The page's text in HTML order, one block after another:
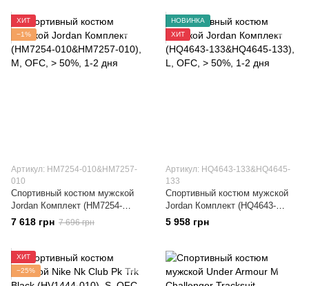
ХИТ
−1%
Артикул: HM7254-010&HM7257-
010
Спортивный костюм мужской
Jordan Комплект (HM7254-
010&HM7257-010)
7 618 грн 7 696 грн
НОВИНКА
ХИТ
Артикул: HQ4643-133&HQ4645-
133
Спортивный костюм мужской
Jordan Комплект (HQ4643-
133&HQ4645-133)
5 958 грн
ХИТ
−25%